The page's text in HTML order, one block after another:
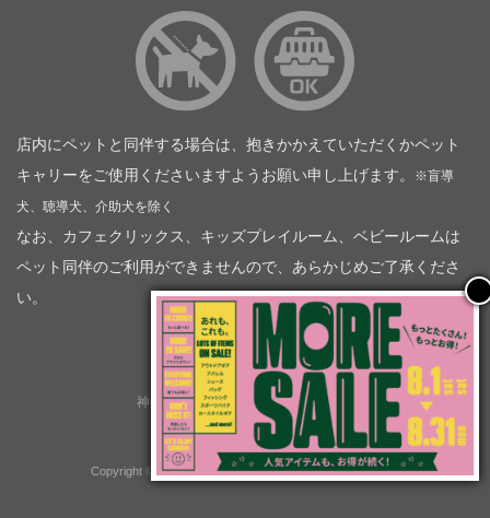
店内にペットと同伴する場合は、抱きかかえていただくかペット
キャリーをご使用くださいますようお願い申し上げます。
※盲導
犬、聴導犬、介助犬を除く
なお、カフェクリックス、キッズプレイルーム、ベビールームは
ペット同伴のご利用ができませんので、あらかじめご了承くださ
い。
神奈川トヨタ自動車（企業情報）
トヨタモビリティ神奈川
株式会社会社ＫＴグループ
Copyright © GOOD OPEN AIRS myX All Rights Reserved.